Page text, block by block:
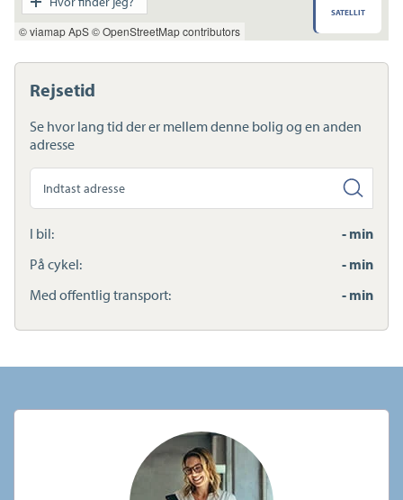
Rejsetid
Se hvor lang tid der er mellem denne bolig og en anden
adresse
Søg
anden
adresse
I bil:
- min
På cykel:
- min
Med offentlig transport:
- min
© viamap ApS© OpenStreetMap contributors
SATELLIT
Indkøb
Daginstitution
Skole
Sundhed
Ladestandere
Lynladere